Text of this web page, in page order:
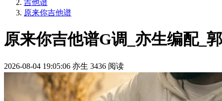
吉他谱
原来你吉他谱
原来你吉他谱G调_亦生编配_
2026-08-04 19:05:06 亦生 3436 阅读